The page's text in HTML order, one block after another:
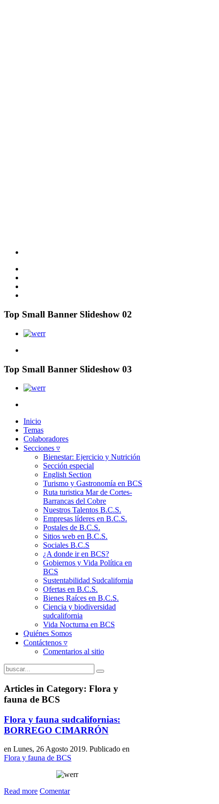
Top Small Banner Slideshow 02
Top Small Banner Slideshow 03
Inicio
Temas
Colaboradores
Secciones ▿
Bienestar: Ejercicio y Nutrición
Sección especial
English Section
Turismo y Gastronomía en BCS
Ruta turistica Mar de Cortes-
Barrancas del Cobre
Nuestros Talentos B.C.S.
Empresas líderes en B.C.S.
Postales de B.C.S.
Sitios web en B.C.S.
Sociales B.C.S
¿A donde ir en BCS?
Gobiernos y Vida Política en
BCS
Sustentabilidad Sudcalifornia
Ofertas en B.C.S.
Bienes Raíces en B.C.S.
Ciencia y biodiversidad
sudcalifornia
Vida Nocturna en BCS
Quiénes Somos
Contáctenos ▿
Comentarios al sitio
Articles in Category: Flora y
fauna de BCS
Flora y fauna sudcalifornias:
BORREGO CIMARRÓN
en Lunes, 26 Agosto 2019. Publicado en
Flora y fauna de BCS
Read more Comentar